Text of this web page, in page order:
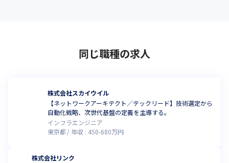
同じ職種の求人
株式会社スカイウイル
【ネットワークアーキテクト／テックリード】技術選定から
自動化戦略、次世代基盤の定義を主導する。
インフラエンジニア
東京都
年収 : 450-680万円
株式会社リンク